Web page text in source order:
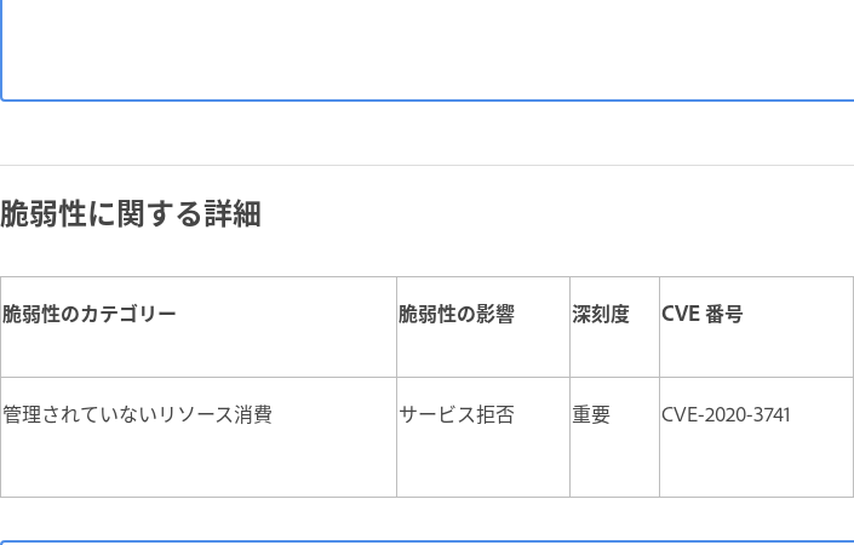
脆弱性に関する詳細
脆弱性のカテゴリー 脆弱性の影響 深刻度 CVE 番号
管理されていないリソース消費 サービス拒否 重要 CVE-2020-3741